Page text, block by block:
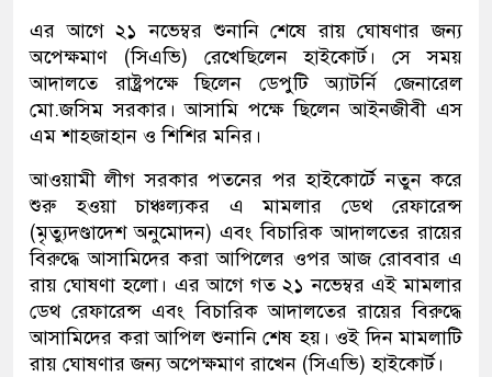
এর আগে ২১ নভেম্বর শুনানি শেষে রায় ঘোষণার জন্য
অপেক্ষমাণ (সিএভি) রেখেছিলেন হাইকোর্ট। সে সময়
আদালতে রাষ্ট্রপক্ষে ছিলেন ডেপুটি অ্যাটর্নি জেনারেল
মো.জসিম সরকার। আসামি পক্ষে ছিলেন আইনজীবী এস
এম শাহজাহান ও শিশির মনির।
আওয়ামী লীগ সরকার পতনের পর হাইকোর্টে নতুন করে
শুরু হওয়া চাঞ্চল্যকর এ মামলার ডেথ রেফারেন্স
(মৃত্যুদণ্ডাদেশ অনুমোদন) এবং বিচারিক আদালতের রায়ের
বিরুদ্ধে আসামিদের করা আপিলের ওপর আজ রোববার এ
রায় ঘোষণা হলো। এর আগে গত ২১ নভেম্বর এই মামলার
ডেথ রেফারেন্স এবং বিচারিক আদালতের রায়ের বিরুদ্ধে
আসামিদের করা আপিল শুনানি শেষ হয়। ওই দিন মামলাটি
রায় ঘোষণার জন্য অপেক্ষমাণ রাখেন (সিএভি) হাইকোর্ট।